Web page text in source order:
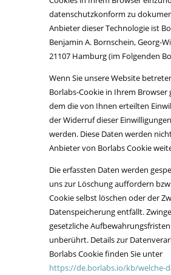
datenschutzkonform zu
Anbieter dieser Technologie ist
Benjamin A. Bornschein, Georg-
21107 Hamburg (im Folgenden
Wenn Sie unsere Website
Borlabs-Cookie in Ihrem Browser
dem die von Ihnen erteilten
der Widerruf dieser
werden. Diese Daten werden
Anbieter von Borlabs Cookie
Die erfassten Daten werden
uns zur Löschung auffordern
Cookie selbst löschen oder der
Datenspeicherung entfällt.
gesetzliche
unberührt. Details zur
Borlabs Cookie finden Sie unter
https://de.borlabs.io/kb/welche-